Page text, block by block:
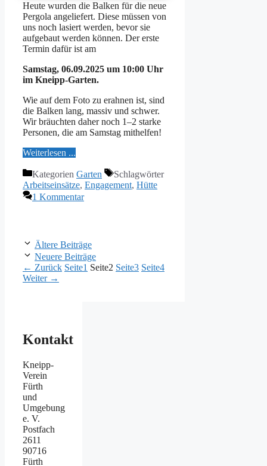
Heu­te wur­den die Bal­ken für die neue
Per­go­la an­ge­lie­fert. Die­se müs­sen von
uns noch la­siert wer­den, be­vor sie
auf­ge­baut wer­den kön­nen. Der ers­te
Ter­min da­für ist am
Sams­tag, 06.09.2025 um 10:00 Uhr
im Kneipp-Gar­ten.
Wie auf dem Fo­to zu er­ah­nen ist, sind
die Bal­ken lang, mas­siv und schwer.
Wir bräuch­ten da­her noch 1–2 star­ke
Per­so­nen, die am Sams­tag mit­hel­fen!
Wei­ter­le­sen ...
Kategorien Garten
Schlagwörter
Arbeitseinsätze, Engagement, Hütte
1 Kommentar
Ältere Beiträge
Neuere Beiträge
← Zurück Seite1 Seite2 Seite3 Seite4
Weiter →
Kontakt
Kneipp-
Verein
Fürth
und
Umgebung
e. V.
Postfach
2611
90716
Fürth